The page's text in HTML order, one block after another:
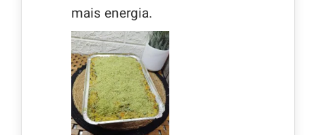
mais energia.